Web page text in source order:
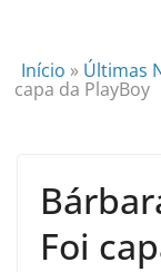
Início » Últimas
capa da PlayBoy
Foi